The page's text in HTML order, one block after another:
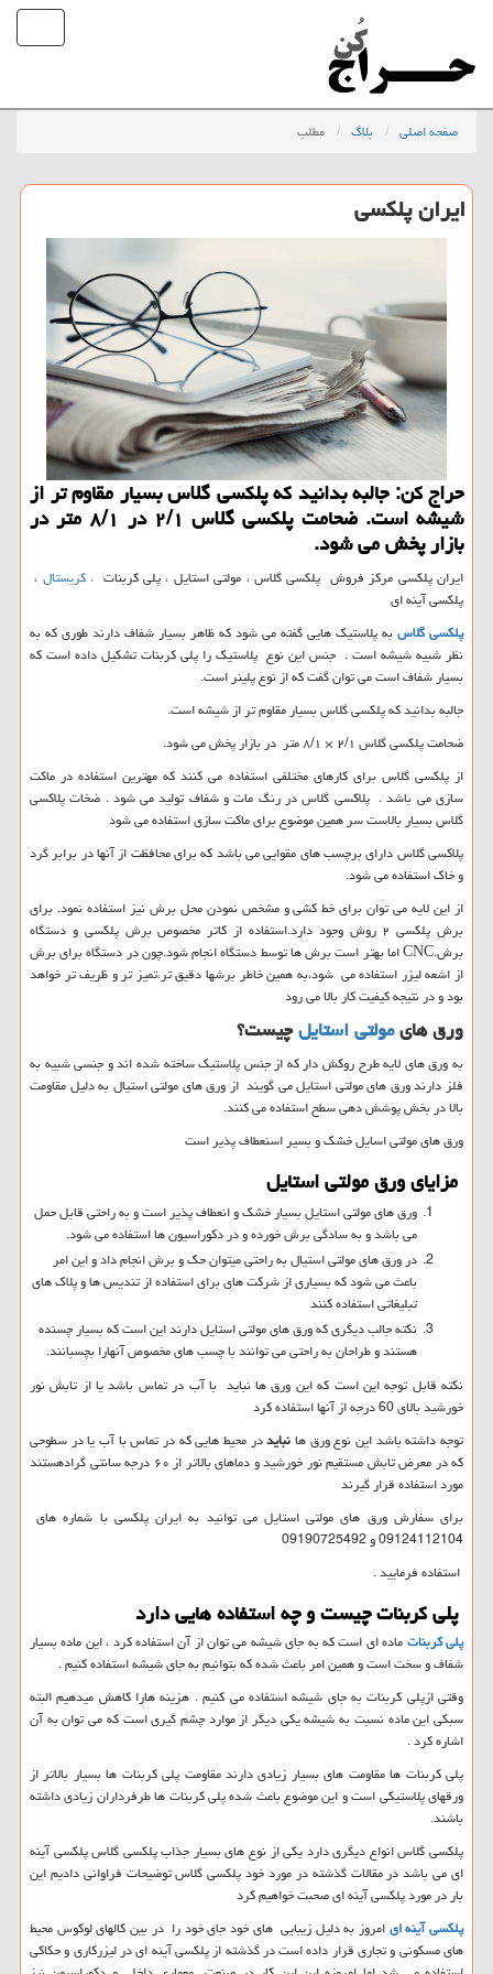
صفحه اصلی بلاگ مطلب
ایران پلكسی
حراج كن: جالبه بدانید كه پلكسی گلاس بسیار مقاوم تر از
شیشه است. ضحامت پلكسی گلاس ۲/۱ در ۸/۱ متر در
بازار پخش می شود.
ایران پلکسی مرکز فروش پلکسی گلاس ، مولتی استایل ، پلی کربنات ، کریستال ،
پلکسی آینه ای
پلکسی گلاسبه پلاستیک هایی گفته می شود که ظاهر بسیار شفاف دارند طوری که به
نظر شبیه شیشه است . جنس این نوع پلاستیک را پلی کربنات تشکیل داده است که
بسیار شفاف است می توان گفت که از نوع پلینر است.
جالبه بدانید که پلکسی گلاس بسیار مقاوم تر از شیشه است.
ضحامت پلکسی گلاس ۲/۱ × ۸/۱ متر در بازار پخش می شود.
از پلکسی گلاس برای کارهای مختلفی استفاده می کنند که مهترین استفاده در ماکت
سازی می باشد . پلاکسی گلاس در رنگ مات و شفاف تولید می شود . ضخات پلاکسی
گلاس بسیار بالاست سر همین موضوع برای ماکت سازی استفاده می شود
پلاکسی گلاس دارای برچسب های مقوایی می باشد که برای محافظت از آنها در برابر گرد
و خاک استفاده می شود.
از این لایه می توان برای خط کشی و مشخص نمودن محل برش نیز استفاده نمود. برای
برش پلکسی ۲ روش وجود دارد.استفاده از کاتر مخصوص برش پلکسی و دستگاه
برشCNC.اما بهتر است برش ها توسط دستگاه انجام شود.چون در دستگاه برای برش
از اشعه لیزر استفاده می شود،به همین خاطر برشها دقیق تر،تمیز تر و ظریف تر خواهد
بود و در نتیجه کیفیت کار بالا می رود
ورق هایمولتی استایلچیست؟
به ورق های لایه طرح روکش دار که از جنس پلاستیک ساخته شده اند و جنسی شبیه به
فلز دارند ورق های مولتی استایل می گویند از ورق های مولتی استیال به دلیل مقاومت
بالا در بخش پوشش دهی سطح استفاده می کنند.
ورق های مولتی اسایل خشک و بسیر اسنعطاف پذیر است
مزایای ورق مولتی استایل
ورق های مولتی استایل بسیار خشک و انعطاف پذیر است و به راحتی قابل حمل
می باشد و به سادگی برش خورده و در دکوراسیون ها استفاده می شود.
در ورق های مولتی استیال به راحتی میتوان حک و برش انجام داد و این امر
باعث می شود که بسیاری از شرکت های برای استفاده از تندیس ها و پلاک های
تبلیغاتی استفاده کنند
نکته جالب دیگری که ورق های مولتی استایل دارند این است که بسیار چسنده
هستند و طراحان به راحتی می توانند با چسب های مخصوص آنهارا بچسبانند.
نکته قابل توجه این است که این ورق ها نباید با آب در تماس باشد یا از تابش نور
خورشید بالای 60 درجه از آنها استفاده کرد
توجه داشته باشد این نوع ورق هانبایددر محیط هایی که در تماس با آب یا در سطوحی
که در معرض تابش مستقیم نور خورشید و دماهای بالاتر از ۶۰ درجه سانتی گرادهستند
مورد استفاده قرار گیرند
برای سفارش ورق های مولتی استایل می توانید به ایران پلکسی با شماره های
09124112104 و 09190725492
استفاده فرمایید.
پلی کربنات چیست و چه استفاده هایی دارد
پلی کربناتماده ای است که به جای شیشه می توان از آن استفاده کرد ، این ماده بسیار
شفاف و سخت است و همین امر باعث شده که بتوانیم به جای شیشه استفاده کنیم.
وقتی ازپلی کربنات به جای شیشه استفاده می کنیم . هزینه هارا کاهش میدهیم البته
سبکی این ماده نسبت به شیشه یکی دیگر از موارد چشم گیری است که می توان به آن
اشاره کرد.
پلی کربنات ها مقاومت های بسیار زیادی دارند مقاومت پلی کربنات ها بسیار بالاتر از
ورقهای پلاستیکی است و این موضوع باعث شده پلی کربنات ها طرفرداران زیادی داشته
باشند.
پلکسی گلاس انواع دیگری دارد یکی از نوع های بسیار جذاب پلکسی گلاس پلکسی آینه
ای می باشد در مقالات گذشته در مورد خود پلکسی گلاس توضیحات فراوانی دادیم این
بار در مورد پلکسی آینه ای صحبت خواهیم کرد
پلکسی آینه ایامروز به دلیل زیبایی های خود جای خود را در بین کالهای لوکوس محیط
های مسکونی و تجاری قرار داده است در گذشته از پلکسی آینه ای در لیزرکاری و حکاکی